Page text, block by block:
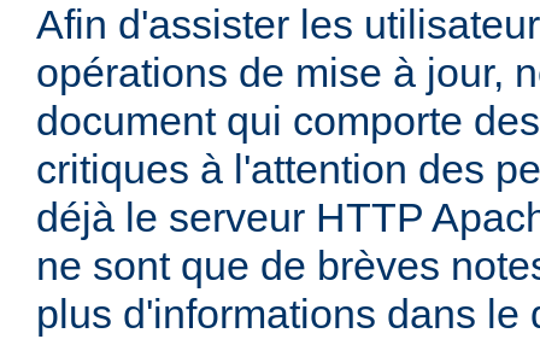
Afin d'assister les
opérations de mise à jour,
document qui comporte
critiques à l'attention des
déjà le serveur HTTP
ne sont que de brèves
plus d'informations dans